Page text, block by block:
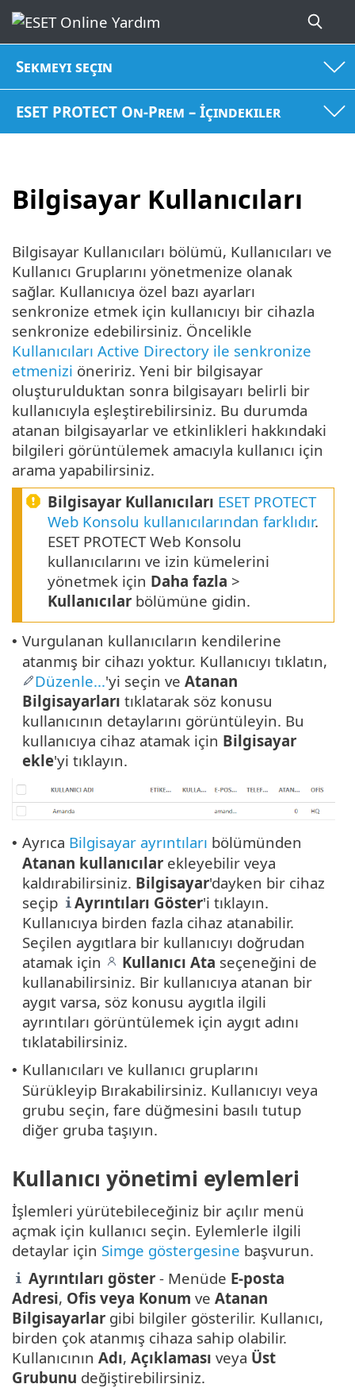
Sekmeyi seçin
ESET PROTECT On-Prem – İçindekiler
Bilgisayar Kullanıcıları
Bilgisayar Kullanıcıları bölümü, Kullanıcıları ve
Kullanıcı Gruplarını yönetmenize olanak
sağlar. Kullanıcıya özel bazı ayarları
senkronize etmek için kullanıcıyı bir cihazla
senkronize edebilirsiniz. Öncelikle
Kullanıcıları Active Directory ile senkronize
etmenizi öneririz. Yeni bir bilgisayar
oluşturulduktan sonra bilgisayarı belirli bir
kullanıcıyla eşleştirebilirsiniz. Bu durumda
atanan bilgisayarlar ve etkinlikleri hakkındaki
bilgileri görüntülemek amacıyla kullanıcı için
arama yapabilirsiniz.
Bilgisayar Kullanıcıları ESET PROTECT
Web Konsolu kullanıcılarından farklıdır.
ESET PROTECT Web Konsolu
kullanıcılarını ve izin kümelerini
yönetmek için Daha fazla >
Kullanıcılar bölümüne gidin.
• Vurgulanan kullanıcıların kendilerine
atanmış bir cihazı yoktur. Kullanıcıyı tıklatın,
Düzenle...'yi seçin ve Atanan
Bilgisayarları tıklatarak söz konusu
kullanıcının detaylarını görüntüleyin. Bu
kullanıcıya cihaz atamak için Bilgisayar
ekle'yi tıklayın.
• Ayrıca Bilgisayar ayrıntıları bölümünden
Atanan kullanıcılar ekleyebilir veya
kaldırabilirsiniz. Bilgisayar'dayken bir cihaz
seçip
Ayrıntıları Göster'i tıklayın.
Kullanıcıya birden fazla cihaz atanabilir.
Seçilen aygıtlara bir kullanıcıyı doğrudan
atamak için
Kullanıcı Ata seçeneğini de
kullanabilirsiniz. Bir kullanıcıya atanan bir
aygıt varsa, söz konusu aygıtla ilgili
ayrıntıları görüntülemek için aygıt adını
tıklatabilirsiniz.
• Kullanıcıları ve kullanıcı gruplarını
Sürükleyip Bırakabilirsiniz. Kullanıcıyı veya
grubu seçin, fare düğmesini basılı tutup
diğer gruba taşıyın.
Kullanıcı yönetimi eylemleri
İşlemleri yürütebileceğiniz bir açılır menü
açmak için kullanıcı seçin. Eylemlerle ilgili
detaylar için Simge göstergesine başvurun.
Ayrıntıları göster - Menüde E-posta
Adresi, Ofis veya Konum ve Atanan
Bilgisayarlar gibi bilgiler gösterilir. Kullanıcı,
birden çok atanmış cihaza sahip olabilir.
Kullanıcının Adı, Açıklaması veya Üst
Grubunu değiştirebilirsiniz.